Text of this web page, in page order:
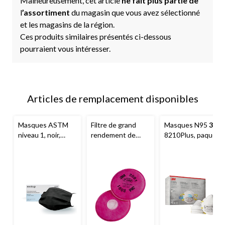
l’assortiment du magasin que vous avez sélectionné
et les magasins de la région.
Ces produits similaires présentés ci-dessous
pourraient vous intéresser.
Articles de remplacement disponibles
Masques ASTM
niveau 1, noir,
Filtre de grand
rendement de
Masques N95 3M
8210Plus, paquet